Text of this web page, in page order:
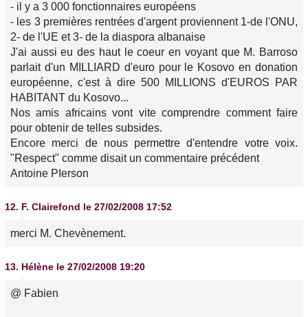
- il y a 3 000 fonctionnaires européens
- les 3 premières rentrées d'argent proviennent 1-de l'ONU,
2- de l'UE et 3- de la diaspora albanaise
J'ai aussi eu des haut le coeur en voyant que M. Barroso
parlait d'un MILLIARD d'euro pour le Kosovo en donation
européenne, c'est à dire 500 MILLIONS d'EUROS PAR
HABITANT du Kosovo...
Nos amis africains vont vite comprendre comment faire
pour obtenir de telles subsides.
Encore merci de nous permettre d'entendre votre voix.
"Respect" comme disait un commentaire précédent
Antoine PIerson
12. F. Clairefond le 27/02/2008 17:52
merci M. Chevènement.
13. Hélène le 27/02/2008 19:20
@ Fabien